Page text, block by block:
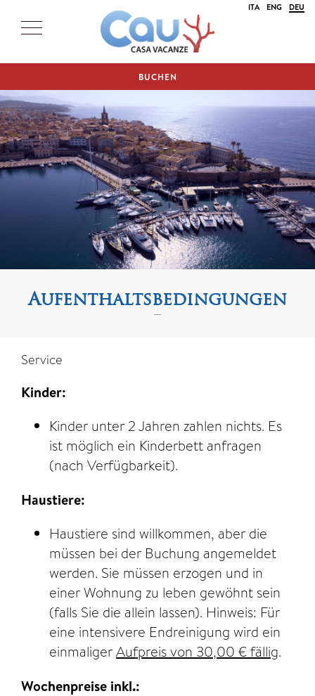
BUCHEN
ITA ENG DEU
Aufenthaltsbedingungen
Service
Kinder:
Kinder unter 2 Jahren zahlen nichts. Es
ist möglich ein Kinderbett anfragen
(nach Verfügbarkeit).
Haustiere:
Haustiere sind willkommen, aber die
müssen bei der Buchung angemeldet
werden. Sie müssen erzogen und in
einer Wohnung zu leben gewöhnt sein
(falls Sie die allein lassen). Hinweis: Für
eine intensivere Endreinigung wird ein
einmaligerAufpreis von 30,00 € fällig.
Wochenpreise inkl.: